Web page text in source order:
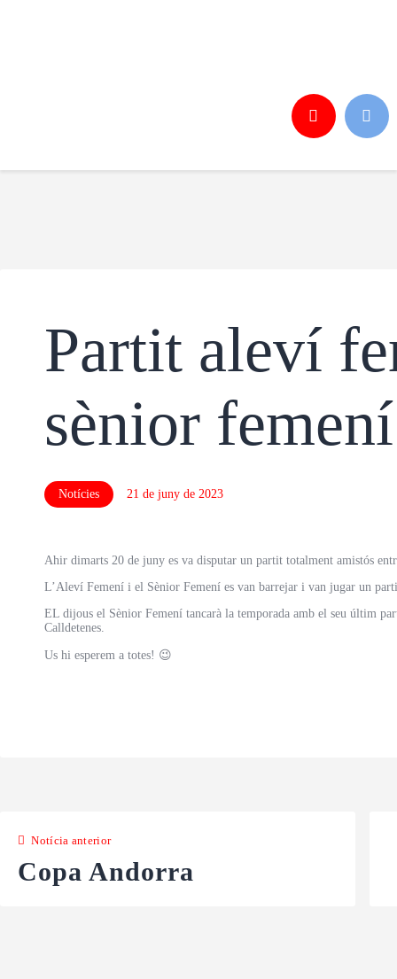
Inscripcions
Partit aleví
sènior femení
Notícies 21 de juny de 2023
Ahir dimarts 20 de juny es va disputar un partit totalment amistós
L’Aleví Femení i el Sènior Femení es van barrejar i van jugar un
EL dijous el Sènior Femení tancarà la temporada amb el seu últim
Calldetenes.
Us hi esperem a totes! 😉
Notícia anterior
Copa Andorra